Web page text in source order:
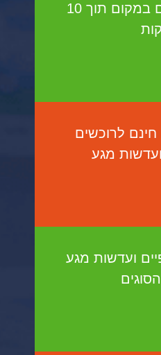
הכנת משקפיים במקום תוך 10
לרוכשים
מגע
ועדשות מגע